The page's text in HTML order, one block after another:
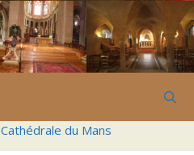
Cathédrale du Mans